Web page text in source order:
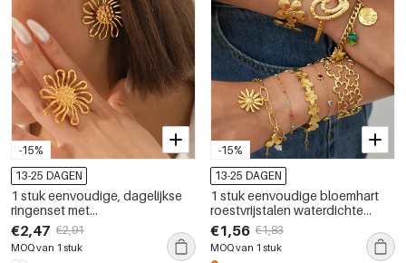
-15%
13-25 DAGEN
1 stuk eenvoudige, dagelijkse
ringenset met
zonnebloemmotief, gemaakt
van roestvrij staal, waterdicht en
goudkleurig, voor dames
€2,47 €2,91
MOQ van 1 stuk
-15%
13-25 DAGEN
1 stuk eenvoudige bloemhart
roestvrijstalen waterdichte
gouden sieradenset voor
dames
€1,56 €1,83
MOQ van 1 stuk